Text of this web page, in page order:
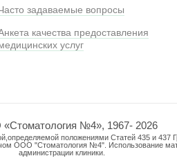
задаваемые вопросы
качества предоставления
услуг
№4», 1967- 2026
положениями Статей 435 и
ООО "Стоматология №4". Использование
администрации клиники.